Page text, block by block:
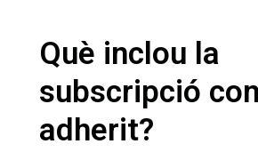
Què inclou la
subscripció
adherit?